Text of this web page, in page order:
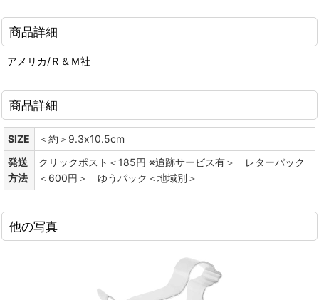
商品詳細
アメリカ/Ｒ＆Ｍ社
商品詳細
SIZE
＜約＞9.3x10.5cm
発送
方法
クリックポスト＜185円 ※追跡サービス有＞ レターパック
＜600円＞ ゆうパック＜地域別＞
他の写真